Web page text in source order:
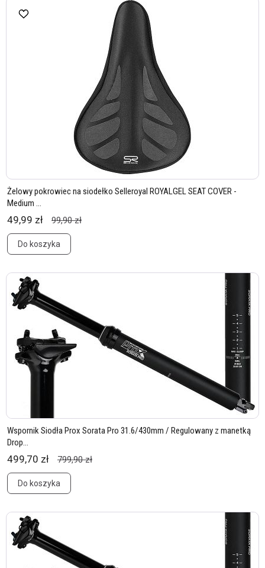
Żelowy pokrowiec na siodełko Selleroyal ROYALGEL SEAT COVER -
Medium ...
49,99 zł 99,90 zł
Do koszyka
Wspornik Siodła Prox Sorata Pro 31.6/430mm / Regulowany z manetką
Drop...
499,70 zł 799,90 zł
Do koszyka